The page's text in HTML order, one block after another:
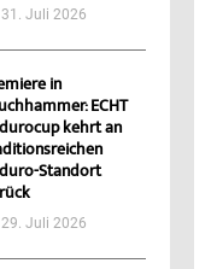
31. Juli 2026
in
ECHT
kehrt an
Standort
29. Juli 2026